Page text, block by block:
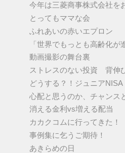
今年は三菱商事株式会社を
とってもママな会
ふれあいの赤いエプロン
「世界でもっとも高齢化が
動画撮影の舞台裏
ストレスのない投資 背伸
どうする？！ジュニアNISA
心配と思うのか、チャンス
消える金利vs増える配当
カカクコムに行ってきた！
事例集に乞うご期待！
あきらめの日